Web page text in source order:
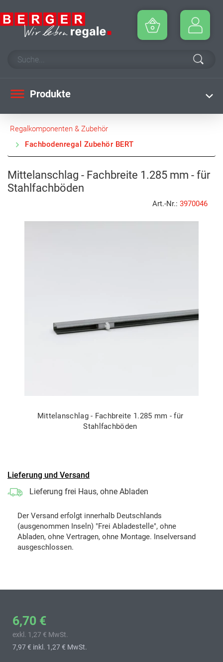
Produkte
Regalkomponenten & Zubehör
Fachbodenregal Zubehör BERT
Mittelanschlag - Fachbreite 1.285 mm - für
Stahlfachböden
Art.-Nr.: 3970046
Mittelanschlag - Fachbreite 1.285 mm - für
Stahlfachböden
Lieferung und Versand
Lieferung frei Haus, ohne Abladen
Der Versand erfolgt innerhalb Deutschlands
(ausgenommen Inseln) "Frei Abladestelle", ohne
Abladen, ohne Vertragen, ohne Montage. Inselversand
ausgeschlossen.
6,70 €
exkl. 1,27 € MwSt.
7,97 € inkl. 1,27 € MwSt.